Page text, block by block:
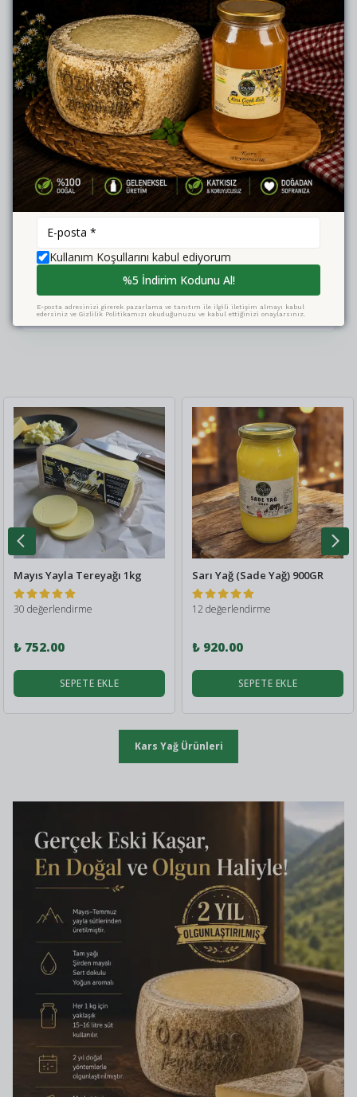
1 KG Vakumlu Tekerlek Formu
Kullanışlı ambalajı sayesinde kolayca dilimlenir, saklanır
ve uzun süre tüketilebilir.
AYIN ÜRÜNÜNE ÖZEL FIRSAT
560₺ yerine sadece 475₺
%15 İndirim 560₺475₺
Katkı maddesi içermez
2000₺ üzeri ücretsiz kargo
Mayıs Yayla Tereyağı 1kg
30 değerlendirme
₺ 752.00
SEPETE EKLE
Sarı Yağ (Sade Yağ) 900GR
12 değerlendirme
₺ 920.00
SEPETE EKLE
Kars Yağ Ürünleri
Kullanım Koşullarını kabul ediyorum
%5 İndirim Kodunu Al!
E-posta adresinizi girerek pazarlama ve tanıtım ile ilgili iletişim almayı kabul
edersiniz ve Gizlilik Politikamızı okuduğunuzu ve kabul ettiğinizi onaylarsınız.